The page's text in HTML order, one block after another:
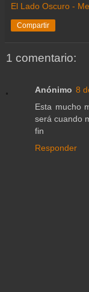
El Lado Oscuro -
Compartir
1 comentario:
Anónimo 8
Esta mucho
será cuando
fin
Responder